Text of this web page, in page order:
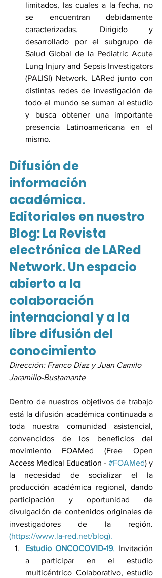
limitados, las cuales a la fecha, no
se encuentran debidamente
caracterizadas. Dirigido y
desarrollado por el subgrupo de
Salud Global de la Pediatric Acute
Lung Injury and Sepsis Investigators
(PALISI) Network. LARed junto con
distintas redes de investigación de
todo el mundo se suman al estudio
y busca obtener una importante
presencia Latinoamericana en el
mismo.
Difusión de
información
académica.
Editoriales en nuestro
Blog: La Revista
electrónica de LARed
Network. Un espacio
abierto a la
colaboración
internacional y a la
libre difusión del
conocimiento
Dirección: Franco Diaz y Juan Camilo
Jaramillo-Bustamante
Dentro de nuestros objetivos de trabajo
está la difusión académica continuada a
toda nuestra comunidad asistencial,
convencidos de los beneficios del
movimiento FOAMed (Free Open
Access Medical Education - #FOAMed) y
la necesidad de socializar el la
producción académica regional, dando
participación y oportunidad de
divulgación de contenidos originales de
(https://www.la-red.net/blog).
Estudio ONCOCOVID-19. Invitación
a participar en el estudio
multicéntrico Colaborativo, estudio